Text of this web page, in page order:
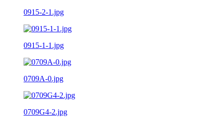
0915-2-1.jpg
0915-1-1.jpg
0709A-0.jpg
0709G4-2.jpg